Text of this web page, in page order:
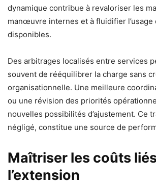
dynamique contribue à revaloriser les
manœuvre internes et à fluidifier l’usage
disponibles.
Des arbitrages localisés entre services
souvent de rééquilibrer la charge sans
organisationnelle. Une meilleure
ou une révision des priorités
nouvelles possibilités d’ajustement. Ce
négligé, constitue une source de
Maîtriser les coûts
l’extension